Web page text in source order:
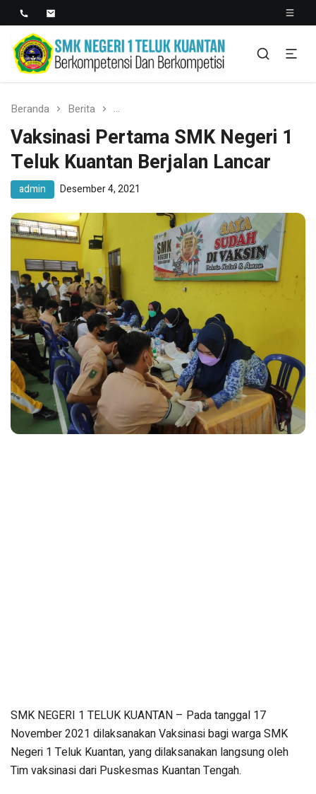
SMK NEGERI 1 TELUK
KUANTAN
Berkopetensi Dan Berkompetisi
Beranda Berita Vaksinasi Pertama SMK Negeri 1 Teluk
Vaksinasi Pertama SMK Negeri 1
Teluk Kuantan Berjalan Lancar
admin Desember 4, 2021
SMK NEGERI 1 TELUK KUANTAN – Pada tanggal 17
November 2021 dilaksanakan Vaksinasi bagi warga SMK
Negeri 1 Teluk Kuantan, yang dilaksanakan langsung oleh
Tim vaksinasi dari Puskesmas Kuantan Tengah.